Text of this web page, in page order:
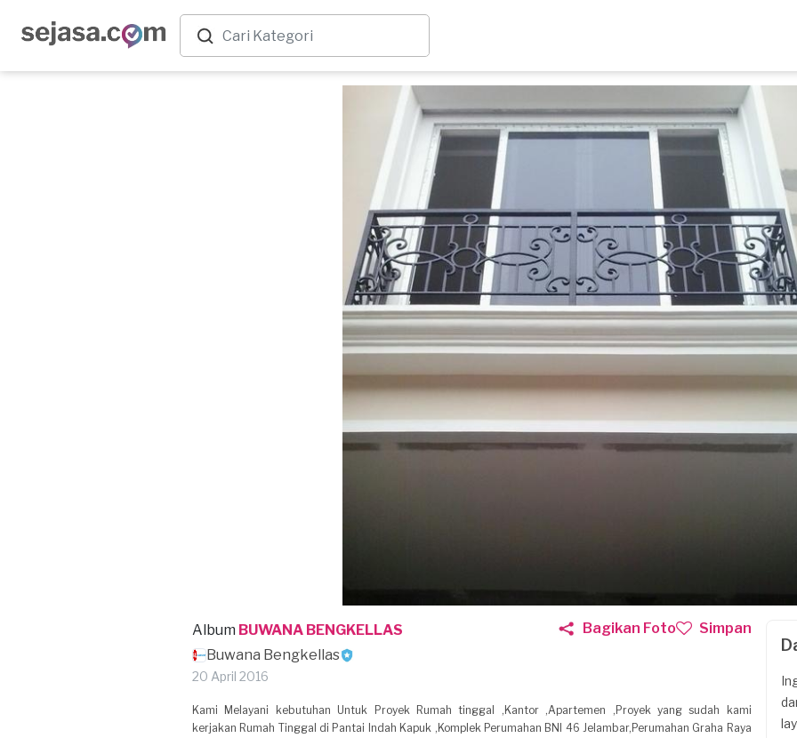
Album BUWANA BENGKELLAS
Buwana Bengkellas
20 April 2016
Bagikan Foto Simpan
Kami Melayani kebutuhan Untuk Proyek Rumah tinggal ,Kantor ,Apartemen ,Proyek yang sudah kami
kerjakan Rumah Tinggal di Pantai Indah Kapuk ,Komplek Perumahan BNI 46 Jelambar,Perumahan Graha Raya